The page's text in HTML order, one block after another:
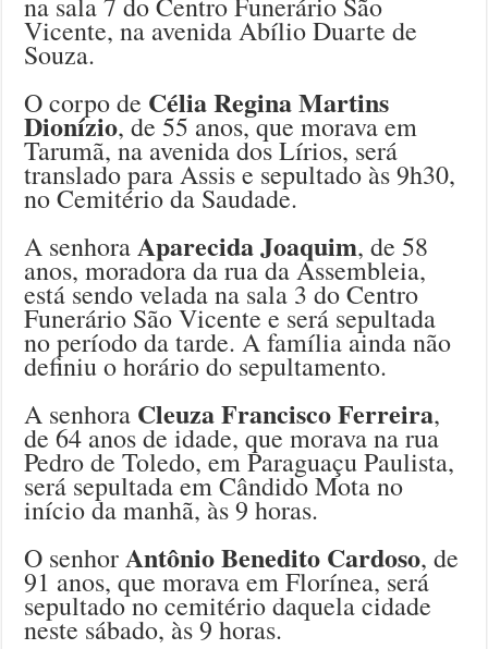
Vicente, na avenida Abílio Duarte de
Souza.
O corpo de Célia Regina Martins
Dionízio, de 55 anos, que morava em
Tarumã, na avenida dos Lírios, será
translado para Assis e sepultado às 9h30,
no Cemitério da Saudade.
A senhoraAparecida Joaquim, de 58
anos, moradora da rua da Assembleia,
está sendo velada na sala 3 do Centro
Funerário São Vicente e será sepultada
no período da tarde. A família ainda não
definiu o horário do sepultamento.
A senhora Cleuza Francisco Ferreira,
de 64 anos de idade, que morava na rua
Pedro de Toledo, em Paraguaçu Paulista,
será sepultada em Cândido Mota no
início da manhã, às 9 horas.
O senhorAntônio Benedito Cardoso, de
91 anos, que morava em Florínea, será
sepultado no cemitério daquela cidade
neste sábado, às 9 horas.